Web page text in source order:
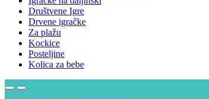
Društvene Igre
Drvene igračke
Za plažu
Kockice
Posteljine
Kolica za bebe